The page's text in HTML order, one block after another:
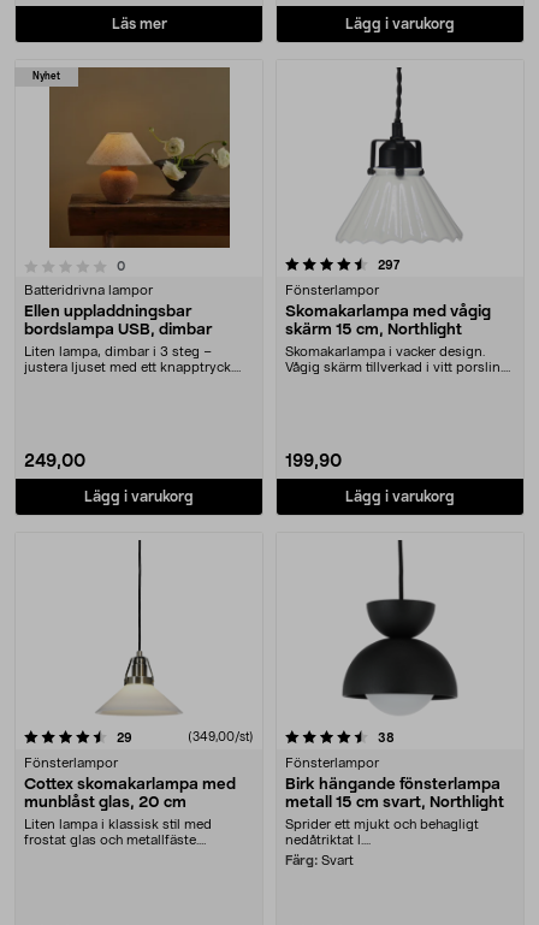
Läs mer Lägg i varukorg
Nyhet
0recensioner
Batteridrivna lampor
Ellen uppladdningsbar
bordslampa USB, dimbar
Liten lampa, dimbar i 3 steg –
justera ljuset med ett knapptryck.
249,00
Lägg i varukorg
4.5 av 5 stjärnor 297recensioner
Fönsterlampor
Skomakarlampa med vågig
skärm 15 cm, Northlight
Skomakarlampa i vacker design.
Vågig skärm tillverkad i vitt porslin.
199,90
Lägg i varukorg
29 recensioner(349,00/st)
Fönsterlampor
Cottex skomakarlampa med
munblåst glas, 20 cm
Liten lampa i klassisk stil med
frostat glas och metallfäste.
4.5 av 5 stjärnor 38
Fönsterlampor
Birk hängande fönsterlampa
metall 15 cm svart, Northlight
Sprider ett mjukt och behagligt
nedåtriktat l....
Färg: Svart